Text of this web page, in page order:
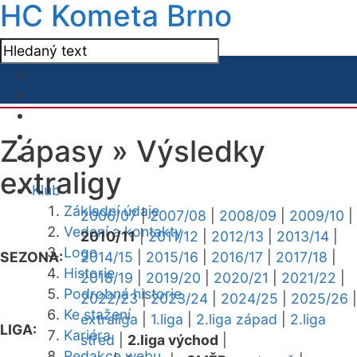
HC Kometa Brno
Klub
Základní údaje
Vedení a kontakty
Logo
Historie
Podrobná historie
Ke stažení
Kariéra
Zápasy » Výsledky
extraligy
SEZONA:
2006/07|2007/08 2008/09 2009/10
2010/11|2011/12 2012/13 2013/14
2014/15
2015/16 2016/17 2017/18
2018/19
2019/20 2020/21 2021/22
2022/23|2023/24 2024/25 2025/26
LIGA:
extraliga 1.liga 2.liga západ
2.liga
střed
2.liga východ